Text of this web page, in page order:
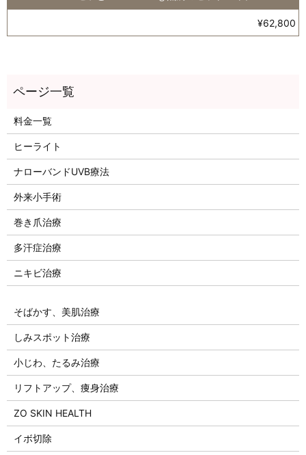
¥62,800
料金一覧
ヒーライト
ナローバンドUVB療法
外来小手術
巻き爪治療
多汗症治療
ニキビ治療
そばかす、美肌治療
しみスポット治療
小じわ、たるみ治療
リフトアップ、痩身治療
ZO SKIN HEALTH
イボ切除